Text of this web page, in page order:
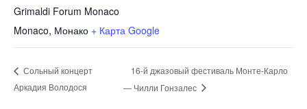
Grimaldi Forum Monaco
Monaco, Монако + Карта Google
Сольный концерт
Аркадия Володося
16-й джазовый фестиваль Монте-Карло
— Чилли Гонзалес